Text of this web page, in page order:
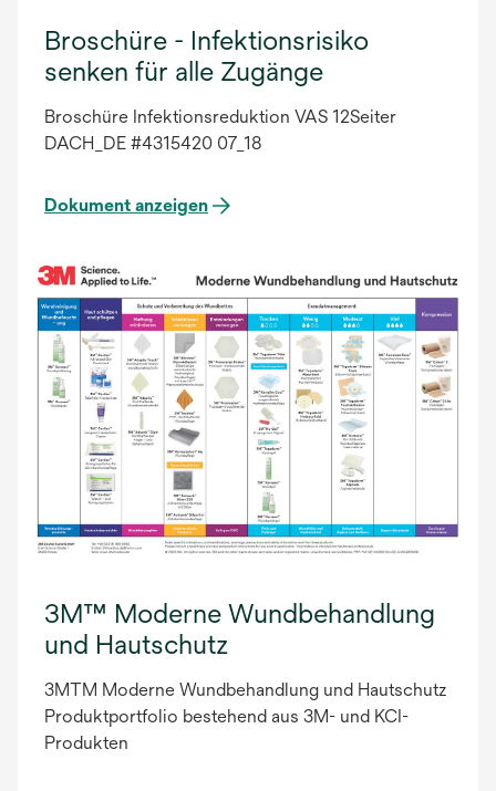
Broschüre - Infektionsrisiko
senken für alle Zugänge
Broschüre Infektionsreduktion VAS 12Seiter
DACH_DE #4315420 07_18
Dokument anzeigen
3M™ Moderne Wundbehandlung
und Hautschutz
3MTM Moderne Wundbehandlung und Hautschutz
Produktportfolio bestehend aus 3M- und KCI-
Produkten